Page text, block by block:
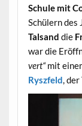
Schule mit
Schülern des
Talsand die
war die
vert“mit
Ryszfeld, der